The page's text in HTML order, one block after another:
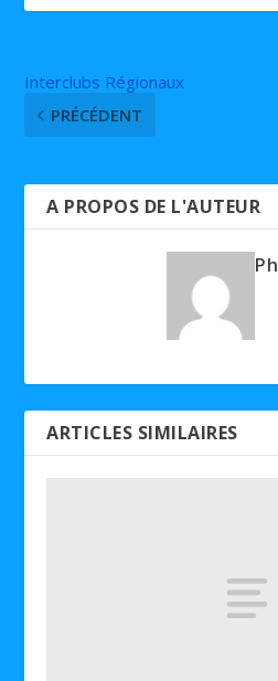
Interclubs Régionaux
PRÉCÉDENT
A PROPOS DE L'AUTEUR
ARTICLES SIMILAIRES